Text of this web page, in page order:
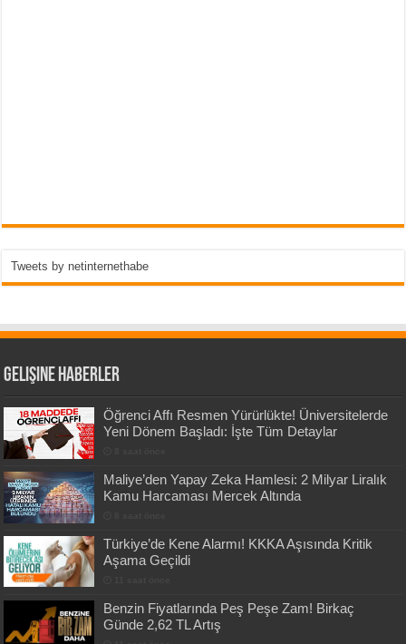
Tweets by netinternethabe
Gelişine Haberler
Öğrenci Affı Resmen Yürürlükte! Üniversitelerde
Yeni Dönem Başladı: İşte Tüm Detaylar
Maliye’den Yapay Zeka Hamlesi: 2 Milyar Liralık
Kamu Harcaması Mercek Altında
Türkiye’de Kene Alarmı! KKKA Aşısında Kritik
Aşama Geçildi
Benzin Fiyatlarında Peş Peşe Zam! Birkaç
Günde 2,62 TL Artış